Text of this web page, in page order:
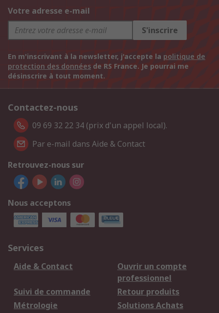
Votre adresse e-mail
S'inscrire
En m'inscrivant à la newsletter, j'accepte la politique de
protection des données de RS France. Je pourrai me
désinscrire à tout moment.
Contactez-nous
09 69 32 22 34 (prix d'un appel local).
Par e-mail dans Aide & Contact
Retrouvez-nous sur
Nous acceptons
Services
Aide & Contact
Ouvrir un compte
professionnel
Suivi de commande
Retour produits
Métrologie
Solutions Achats